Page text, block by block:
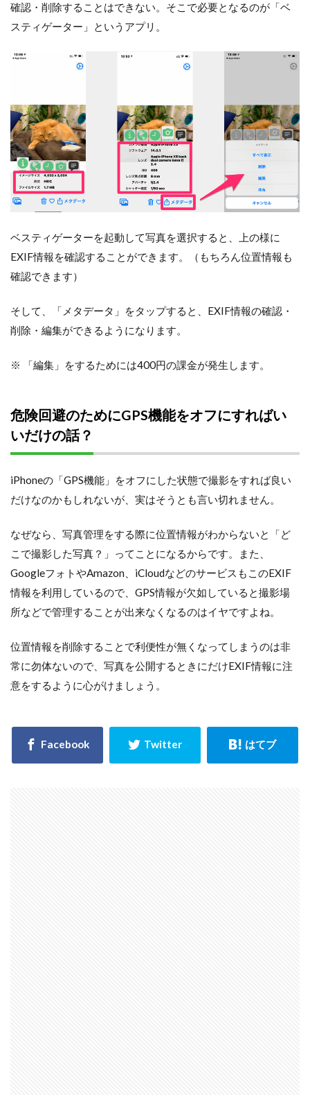
確認・削除することはできない。そこで必要となるのが「ベ
スティゲーター」というアプリ。
ベスティゲーターを起動して写真を選択すると、上の様に
EXIF情報を確認することができます。（もちろん位置情報も
確認できます）
そして、「メタデータ」をタップすると、EXIF情報の確認・
削除・編集ができるようになります。
※ 「編集」をするためには400円の課金が発生します。
危険回避のためにGPS機能をオフにすればい
いだけの話？
iPhoneの「GPS機能」をオフにした状態で撮影をすれば良い
だけなのかもしれないが、実はそうとも言い切れません。
なぜなら、写真管理をする際に位置情報がわからないと「ど
こで撮影した写真？」ってことになるからです。また、
GoogleフォトやAmazon、iCloudなどのサービスもこのEXIF
情報を利用しているので、GPS情報が欠如していると撮影場
所などで管理することが出来なくなるのはイヤですよね。
位置情報を削除することで利便性が無くなってしまうのは非
常に勿体ないので、写真を公開するときにだけEXIF情報に注
意をするように心がけましょう。